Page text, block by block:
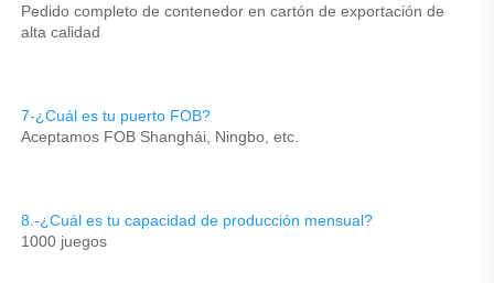
Pedido completo de contenedor en cartón de exportación de
alta calidad
7-¿Cuál es tu puerto FOB?
Aceptamos FOB Shanghái, Ningbo, etc.
8.-¿Cuál es tu capacidad de producción mensual?
1000 juegos